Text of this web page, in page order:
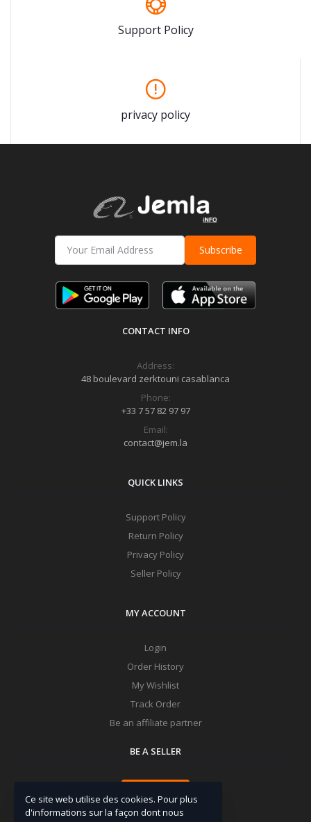
Support Policy
privacy policy
Subscribe
CONTACT INFO
Address:
48 boulevard zerktouni casablanca
Phone:
+33 7 57 82 97 97
Email:
contact@jem.la
QUICK LINKS
Support Policy
Return Policy
Privacy Policy
Seller Policy
MY ACCOUNT
Login
Order History
My Wishlist
Track Order
Be an affiliate partner
BE A SELLER
Ce site web utilise des cookies. Pour plus
d'informations sur la façon dont nous